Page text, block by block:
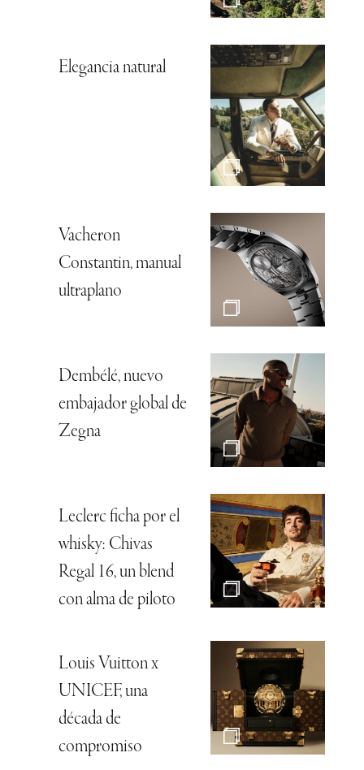
Elegancia natural
Vacheron
Constantin, manual
ultraplano
Dembélé, nuevo
embajador global de
Zegna
Leclerc ficha por el
whisky: Chivas
Regal 16, un blend
con alma de piloto
Louis Vuitton x
UNICEF, una
década de
compromiso